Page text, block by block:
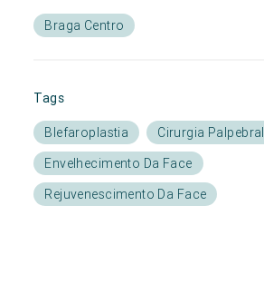
Braga Centro
Tags
Blefaroplastia
Cirurgia Palpebral
Envelhecimento Da Face
Rejuvenescimento Da Face